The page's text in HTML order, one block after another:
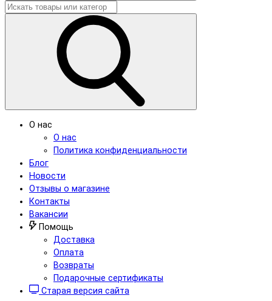
О нас
О нас
Политика конфиденциальности
Блог
Новости
Отзывы о магазине
Контакты
Вакансии
Помощь
Доставка
Оплата
Возвраты
Подарочные сертификаты
Старая версия сайта